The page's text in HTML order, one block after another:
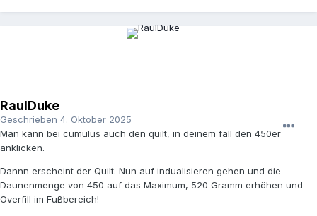
RaulDuke
Geschrieben 4. Oktober 2025
Man kann bei cumulus auch den quilt, in deinem fall den 450er
anklicken.
Dannn erscheint der Quilt. Nun auf indualisieren gehen und die
Daunenmenge von 450 auf das Maximum, 520 Gramm erhöhen und
Overfill im Fußbereich!